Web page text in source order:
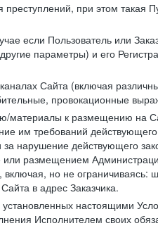
при этом такая
если Пользователь или
параметры) и его
Сайта (включая
провокационные
материалы к размещению
им требований
за нарушение действующего
размещением
но не
в адрес Заказчика.
настоящими
Исполнителем своих